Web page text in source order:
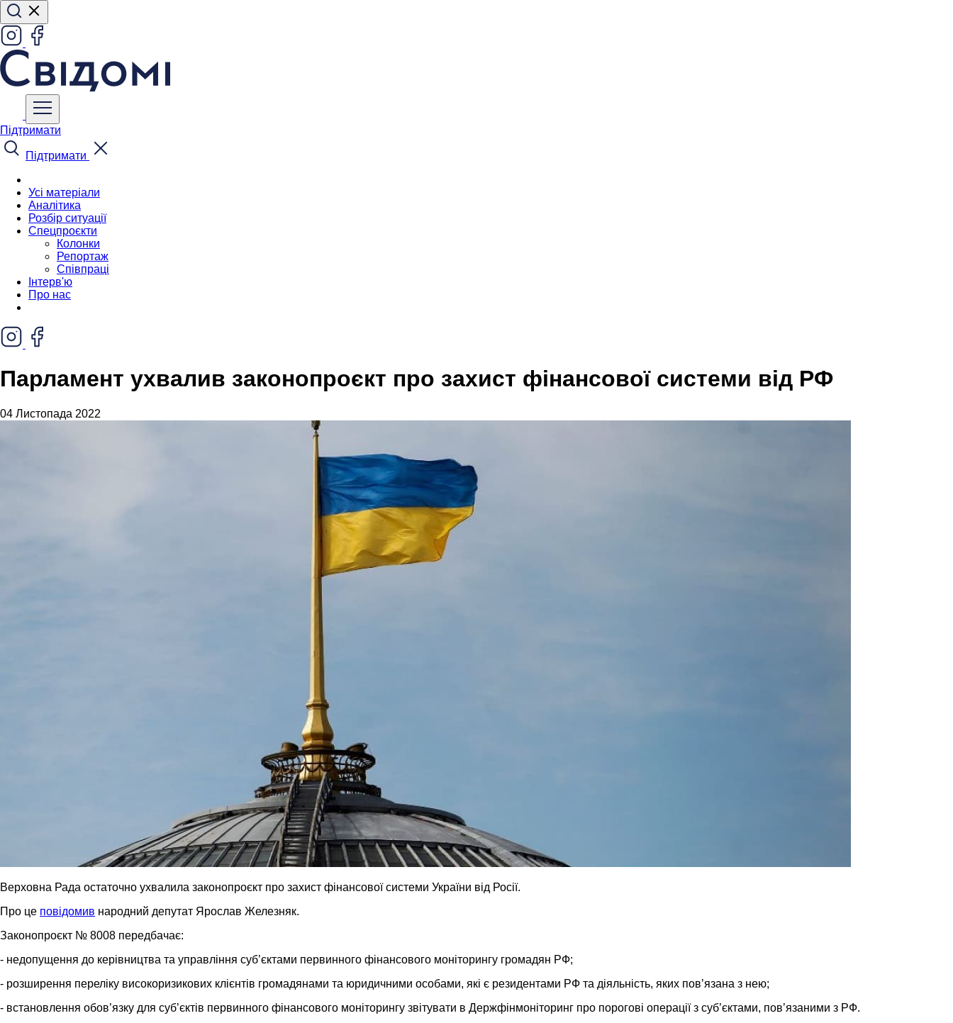
Підтримати
Підтримати
Усі матеріали
Аналітика
Розбір ситуації
Спецпроєкти
Колонки
Репортаж
Співпраці
Інтерв'ю
Про нас
Парламент ухвалив законопроєкт про захист фінансової системи від РФ
04 Листопада 2022
Верховна Рада остаточно ухвалила законопроєкт про захист фінансової системи України від Росії.
Про це повідомив народний депутат Ярослав Железняк.
Законопроєкт № 8008 передбачає:
- недопущення до керівництва та управління суб’єктами первинного фінансового моніторингу громадян РФ;
- розширення переліку високоризикових клієнтів громадянами та юридичними особами, які є резидентами РФ та діяльність, яких пов’язана з нею;
- встановлення обов’язку для суб’єктів первинного фінансового моніторингу звітувати в Держфінмоніторинг про порогові операції з суб’єктами, пов’язаними з РФ.